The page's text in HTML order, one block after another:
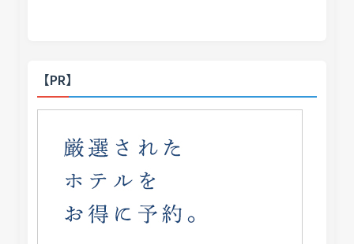
【PR】